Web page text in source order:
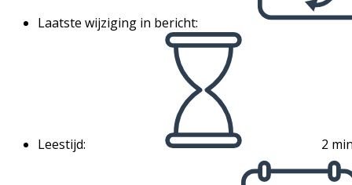
Laatste wijziging in bericht:
Leestijd: 2